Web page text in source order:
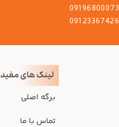
09196800073
09123367426
لینک های مفید
برگه اصلی
تماس با ما